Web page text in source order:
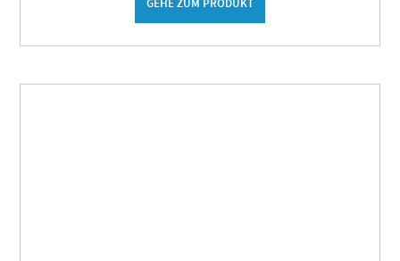
GEHE ZUM PRODUKT